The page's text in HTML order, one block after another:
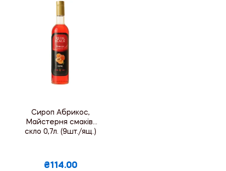
Сироп Абрикос,
Майстерня смаків,
скло 0,7л. (9шт./ящ.)
₴114.00